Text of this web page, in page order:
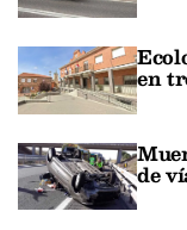
en
de